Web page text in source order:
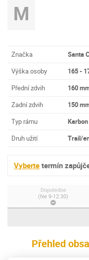
M
Značka
Santa
Výška osoby
165 -
Přední zdvih
160
Zadní zdvih
150
Typ rámu
Karbon
Druh užití
Trail/
Vyberte termín
Dopoledne
(Ne 9-12:30)
Přehled